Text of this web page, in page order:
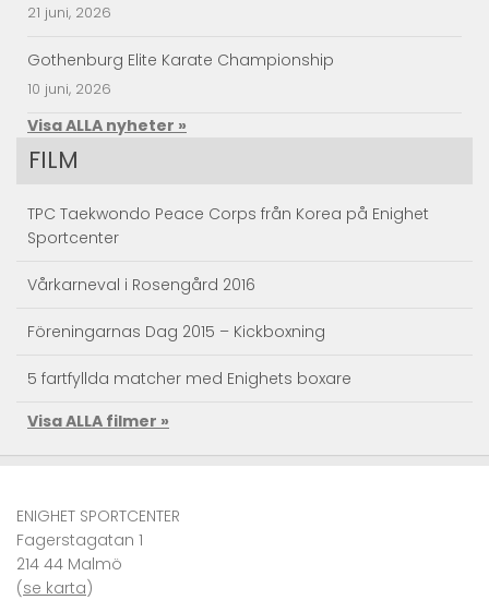
21 juni, 2026
Gothenburg Elite Karate Championship
10 juni, 2026
Visa ALLA nyheter »
FILM
TPC Taekwondo Peace Corps från Korea på Enighet
Sportcenter
Vårkarneval i Rosengård 2016
Föreningarnas Dag 2015 – Kickboxning
5 fartfyllda matcher med Enighets boxare
Taekwondo Träningsläger
Se Superkicken – JKA RM Sweden 2010 Karate
VM i karate – självförsvar i världsklass
Visa ALLA filmer »
ENIGHET SPORTCENTER
Fagerstagatan 1
214 44 Malmö
(se karta)